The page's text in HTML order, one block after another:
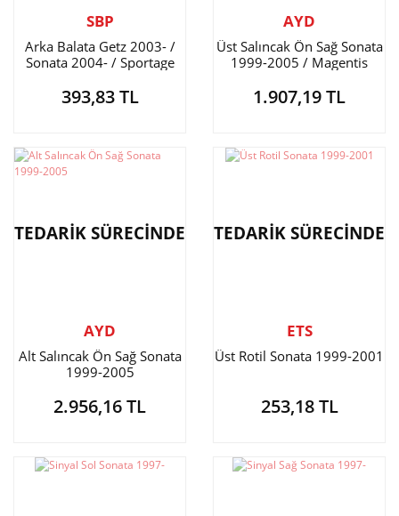
SBP
Arka Balata Getz 2003- /
Sonata 2004- / Sportage
2001-2006 / Tucson 2004-
/ Magentis
393,83 TL
AYD
Üst Salıncak Ön Sağ Sonata
1999-2005 / Magentis
Burçlu
1.907,19 TL
TEDARİK SÜRECİNDE
AYD
Alt Salıncak Ön Sağ Sonata
1999-2005
2.956,16 TL
TEDARİK SÜRECİNDE
ETS
Üst Rotil Sonata 1999-2001
253,18 TL